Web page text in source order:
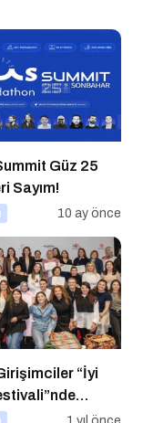
Güz 25
Sayım!
10 ay önce
“İyi